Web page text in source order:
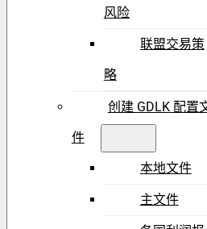
风险
联盟交易策
略
创建 GDLK 配置
件
本地文件
主文件